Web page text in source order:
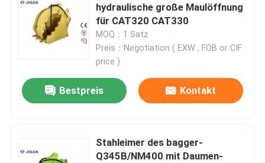
hydraulische große Maulöffnung
für CAT320 CAT330
MOQ：1 Satz
Preis：Negotiation ( EXW , FOB or CIF
price )
Bestpreis Kontakt
Stahleimer des bagger-
Q345B/NM400 mit Daumen-